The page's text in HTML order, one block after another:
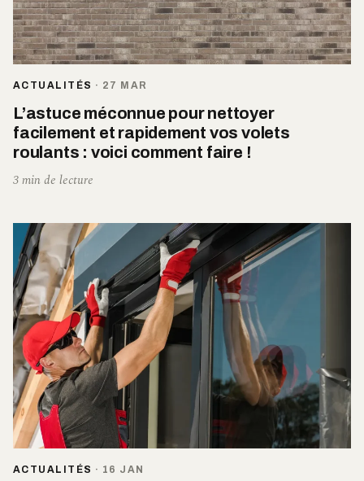
ACTUALITÉS · 27 MAR
L’astuce méconnue pour nettoyer
facilement et rapidement vos volets
roulants : voici comment faire !
3 min de lecture
ACTUALITÉS · 16 JAN